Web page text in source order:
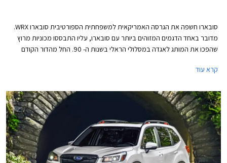
סובארו חשפה את הגרסה האמריקאית למשפחתית הספורטיבית סובארו WRX.
מדובר באחד הדגמים המזוהים ביותר עם סובארו, עליו התבססו מכוניות מרוץ
שהפכו את המותג לאגדה במסלולי הראלי בשנות ה- 90. החל מהדור הקודם
ומתחדש גם במראה חדש לחלוטין שאינו זהה לסובארו אימפרזה הנוכחית.
קרא עוד